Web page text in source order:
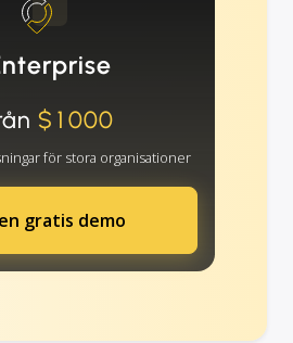
$1000
för stora organisationer
gratis demo